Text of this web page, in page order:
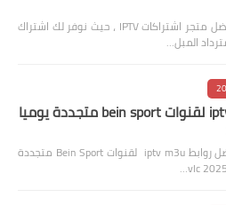
متجر شروحات IPTV فور عرب هو أفضل متجر اشتراكات IPTV ، حيث نوفر لك اشتراك
روابط دائمة iptv لقنوات bein sport متجددة يوميا
شروحات 4 عرب تقدم لكم اليوم أفضل روابط iptv m3u لقنوات Bein Sport متجددة